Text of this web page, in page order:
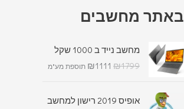
באתר מחשבים
מחשב נייד ב 1000 שקל
₪1799
₪1111 תוספת מע"מ
אופיס 2019 רישון למחשב